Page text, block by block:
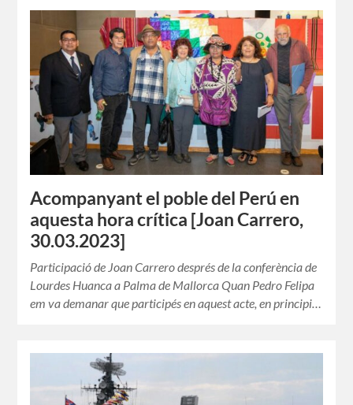
Acompanyant el poble del Perú en
aquesta hora crítica [Joan Carrero,
30.03.2023]
Participació de Joan Carrero després de la conferència de
Lourdes Huanca a Palma de Mallorca Quan Pedro Felipa
em va demanar que participés en aquest acte, en principi…